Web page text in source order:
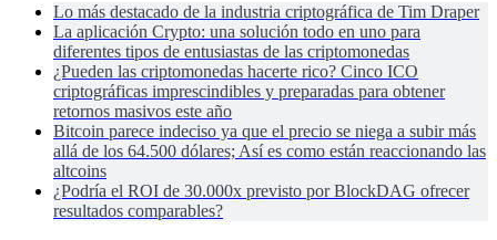
Lo más destacado de la industria criptográfica de Tim Draper
La aplicación Crypto: una solución todo en uno para
diferentes tipos de entusiastas de las criptomonedas
¿Pueden las criptomonedas hacerte rico? Cinco ICO
criptográficas imprescindibles y preparadas para obtener
retornos masivos este año
Bitcoin parece indeciso ya que el precio se niega a subir más
allá de los 64.500 dólares; Así es como están reaccionando las
altcoins
¿Podría el ROI de 30.000x previsto por BlockDAG ofrecer
resultados comparables?